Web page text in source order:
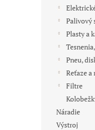
Palivový
Plasty a
Pneu,
Reťaze a
Filtre
Náradie
Výstroj